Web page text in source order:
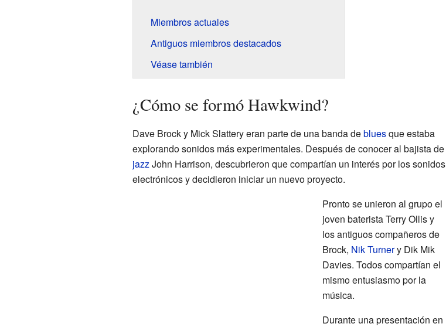
Miembros actuales
Antiguos miembros destacados
Véase también
¿Cómo se formó Hawkwind?
Dave Brock y Mick Slattery eran parte de una banda debluesque estaba
explorando sonidos más experimentales. Después de conocer al bajista de
jazzJohn Harrison, descubrieron que compartían un interés por los sonidos
electrónicos y decidieron iniciar un nuevo proyecto.
Pronto se unieron al grupo el
joven baterista Terry Ollis y
los antiguos compañeros de
Brock, Nik Turnery Dik Mik
Davies. Todos compartían el
mismo entusiasmo por la
música.
Durante una presentación en